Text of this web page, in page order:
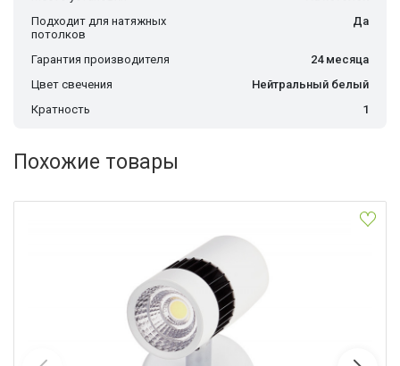
Подходит для натяжных
потолков
Да
Гарантия производителя
24 месяца
Цвет свечения
Нейтральный белый
Кратность
1
Похожие товары